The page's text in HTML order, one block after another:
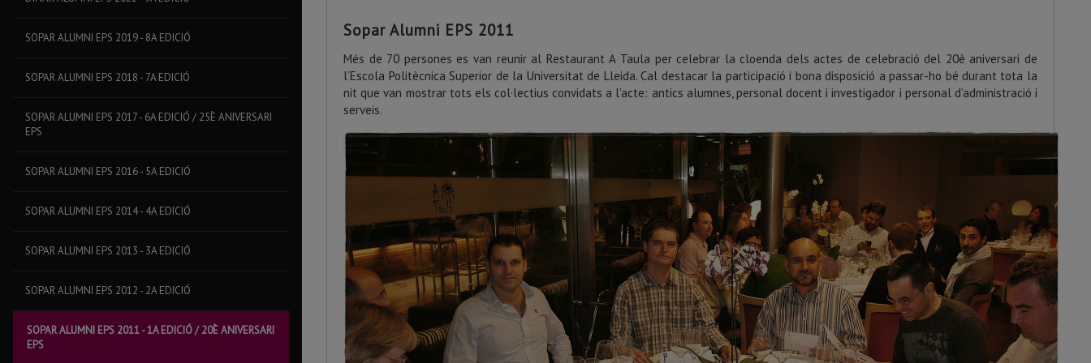
SOPAR ALUMNI EPS 2019 - 8A EDICIÓ
SOPAR ALUMNI EPS 2018 - 7A EDICIÓ
SOPAR ALUMNI EPS 2017 - 6A EDICIÓ / 25È ANIVERSARI
EPS
SOPAR ALUMNI EPS 2016 - 5A EDICIÓ
SOPAR ALUMNI EPS 2014 - 4A EDICIÓ
SOPAR ALUMNI EPS 2013 - 3A EDICIÓ
SOPAR ALUMNI EPS 2012 - 2A EDICIÓ
SOPAR ALUMNI EPS 2011 - 1A EDICIÓ / 20È ANIVERSARI
EPS
Sopar Alumni EPS 2011
Més de 70 persones es van reunir al Restaurant A Taula per celebrar la cloenda dels actes de celebració del 20è aniversari de
l’Escola Politècnica Superior de la Universitat de Lleida. Cal destacar la participació i bona disposició a passar-ho bé durant tota la
nit que van mostrar tots els col·lectius convidats a l’acte: antics alumnes, personal docent i investigador i personal d’administració i
serveis.